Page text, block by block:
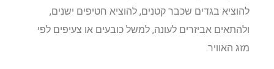
להוציא בגדים שכבר קטנים, להוציא חטיפים ישנים,
ולהתאים אביזרים לעונה, למשל כובעים או צעיפים לפי
מזג האוויר.